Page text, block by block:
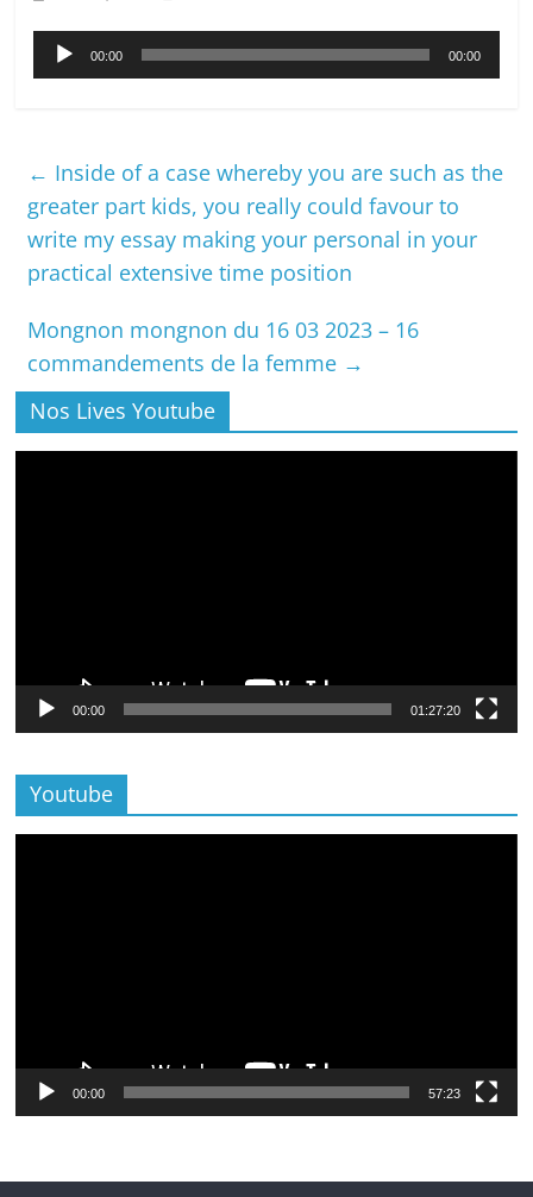
Lecteur
audio
00:00 00:00
← Inside of a case whereby you are such as the
greater part kids, you really could favour to
write my essay making your personal in your
practical extensive time position
Mongnon mongnon du 16 03 2023 – 16
commandements de la femme →
Nos Lives Youtube
00:00 01:27:20
Youtube
00:00 57:23